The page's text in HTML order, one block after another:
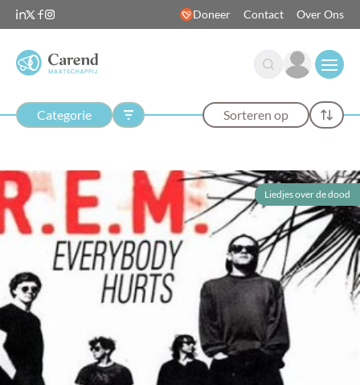
Doneer Contact Over Ons
Categorie Sorteren op
Liedjes over de dood